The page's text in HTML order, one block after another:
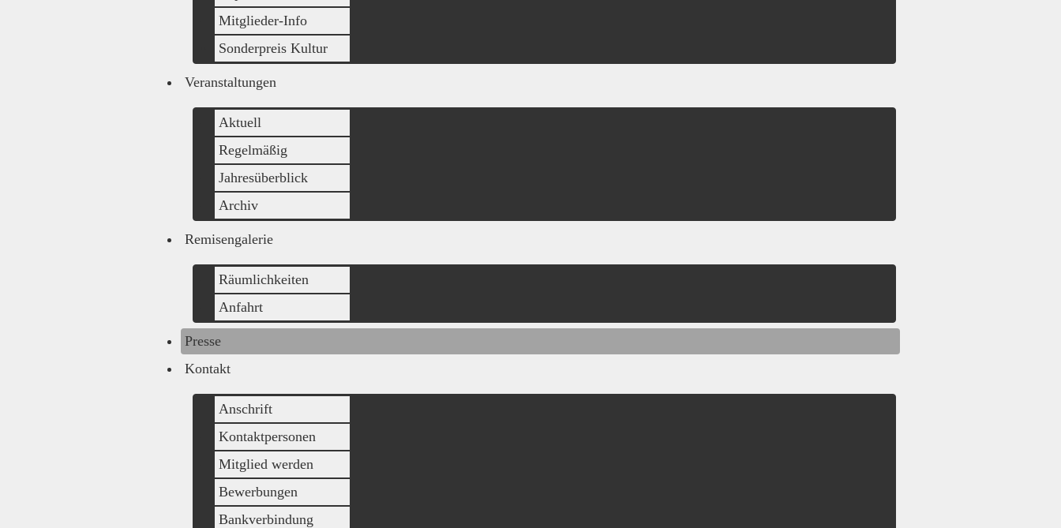
Mitglieder-Info
Sonderpreis Kultur
Veranstaltungen
Aktuell
Regelmäßig
Jahresüberblick
Archiv
Remisengalerie
Räumlichkeiten
Anfahrt
Presse
Kontakt
Anschrift
Kontaktpersonen
Mitglied werden
Bewerbungen
Bankverbindung